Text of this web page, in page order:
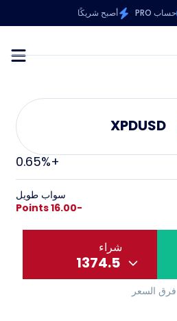
حساب PRO أصبح شريكًا
XPDUSD
+0.65%
سواب طويل
-16.00 Points
شراء
1374.5
فرق السعر